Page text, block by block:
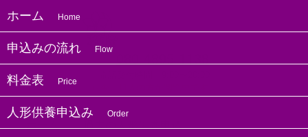
ホーム Home
申込みの流れ Flow
料金表 Price
人形供養申込み Order
ホーム 過去の人形供養申込